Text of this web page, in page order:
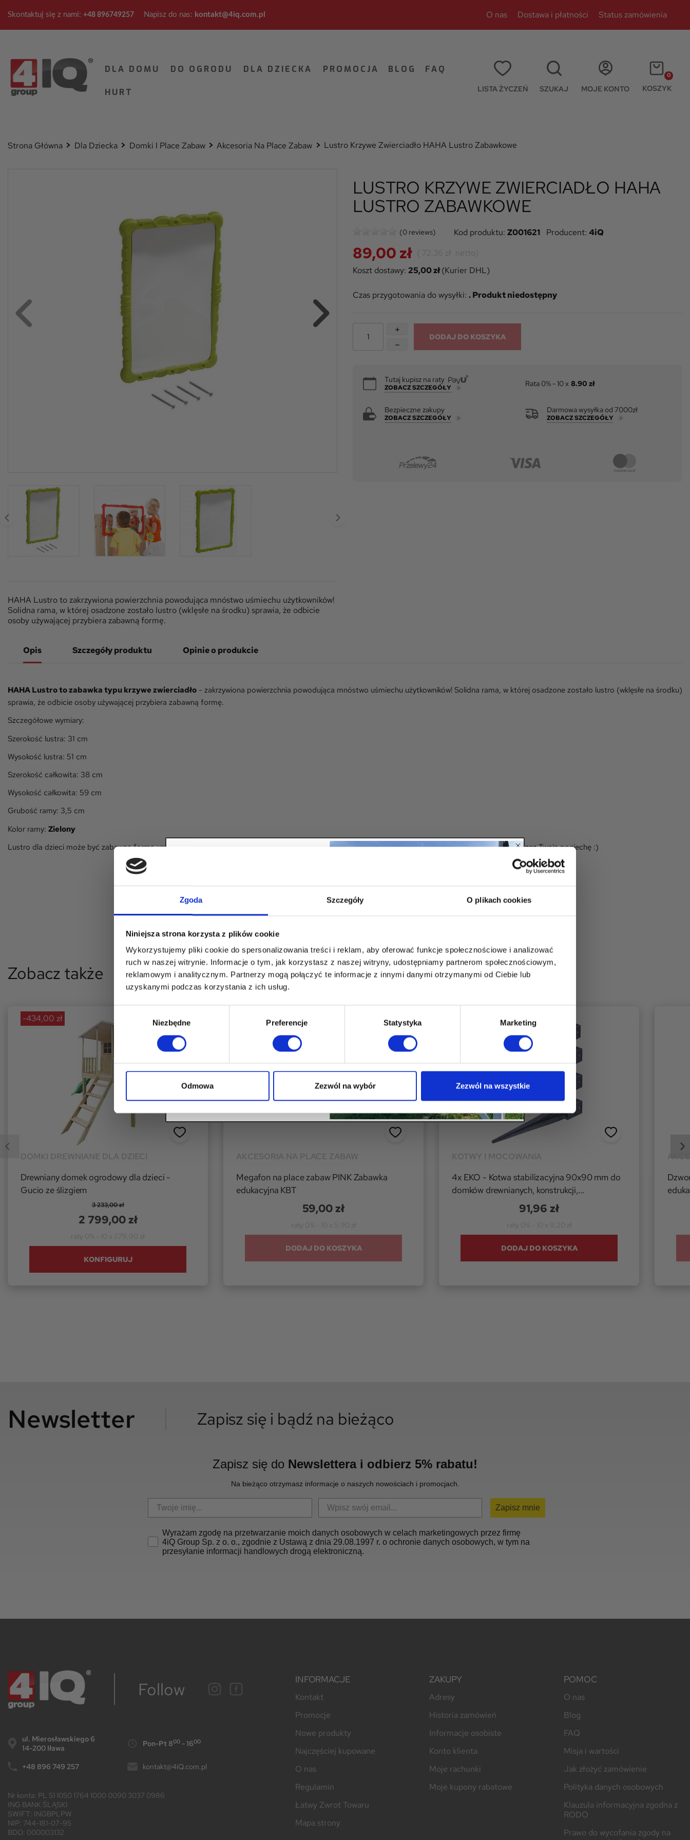
Zgoda Szczegóły O plikach cookies
Niniejsza strona korzysta z plików cookie
Wykorzystujemy pliki cookie do spersonalizowania treści i reklam, aby oferować funkcje społecznościowe i analizować
ruch w naszej witrynie. Informacje o tym, jak korzystasz z naszej witryny, udostępniamy partnerom społecznościowym,
reklamowym i analitycznym. Partnerzy mogą połączyć te informacje z innymi danymi otrzymanymi od Ciebie lub
uzyskanymi podczas korzystania z ich usług.
zgody
Niezbędne Preferencje Statystyka Marketing
Odmowa Zezwól na wybór Zezwól na wszystkie
Skontaktuj się z nami: +48 896749257 Napisz do nas: kontakt@4iq.com.pl O nas Dostawa i płatności Status zamówienia
0
KOSZYK
DLA DOMU DO OGRODU DLA DZIECKA PROMOCJA BLOG FAQ
HURT LISTA ŻYCZEŃ SZUKAJ MOJE KONTO
Strona Główna Dla Dziecka Domki I Place Zabaw Akcesoria Na Place Zabaw Lustro Krzywe Zwierciadło HAHA Lustro Zabawkowe
HAHA Lustro to zakrzywiona powierzchnia powodująca mnóstwo uśmiechu użytkowników!
Solidna rama, w której osadzone zostało lustro (wklęsłe na środku) sprawia, że odbicie
osoby używającej przybiera zabawną formę.
LUSTRO KRZYWE ZWIERCIADŁO HAHA
LUSTRO ZABAWKOWE
(0 reviews) Kod produktu: Z001621 Producent: 4iQ
89,00 zł ( 72.36 zł
netto)
Koszt dostawy: 25,00 zł(Kurier DHL)
Czas przygotowania do wysyłki: . Produkt niedostępny
DODAJ DO KOSZYKA
Tutaj kupisz na raty
ZOBACZ SZCZEGÓŁY Rata 0% - 10 x 8.90 zł
Bezpieczne zakupy
ZOBACZ SZCZEGÓŁY
Darmowa wysyłka od 7000zł
ZOBACZ SZCZEGÓŁY
Opis Szczegóły produktu Opinie o produkcie
HAHA Lustro to zabawka typu krzywe zwierciadło - zakrzywiona powierzchnia powodująca mnóstwo uśmiechu użytkowników! Solidna rama, w której osadzone zostało lustro (wklęsłe na środku)
sprawia, że odbicie osoby używającej przybiera zabawną formę.
Szczegółowe wymiary:
Szerokość lustra: 31 cm
Wysokość lustra: 51 cm
Szerokość całkowita: 38 cm
Wysokość całkowita: 59 cm
Grubość ramy: 3,5 cm
Kolor ramy: Zielony
Lustro dla dzieci może być zabawną formą urozmaicenia czasu Twoich pociech. Świetnie sprawdzi się na różnego rodzaju imprezach organizowanych przez Twoją pociechę :)
Zobacz także
DOMKI DREWNIANE DLA DZIECI
Drewniany domek ogrodowy dla dzieci -
Gucio ze ślizgiem
3 233,00 zł
2 799,00 zł
-434,00 zł
raty 0% - 10 x 279,90 zł
KONFIGURUJ
AKCESORIA NA PLACE ZABAW
Megafon na place zabaw PINK Zabawka
edukacyjna KBT
59,00 zł
raty 0% - 10 x 5,90 zł
DODAJ DO KOSZYKA
KOTWY I MOCOWANIA
4x EKO - Kotwa stabilizacyjna 90x90 mm do
domków drewnianych, konstrukcji,...
91,96 zł
raty 0% - 10 x 9,20 zł
DODAJ DO KOSZYKA
Newsletter Zapisz się i bądź na bieżąco
Zapisz się do Newslettera i odbierz 5% rabatu!
Na bieżąco otrzymasz informacje o naszych nowościach i promocjach.
Zapisz mnie
Wyrażam zgodę na przetwarzanie moich danych osobowych w celach marketingowych przez firmę
4iQ Group Sp. z o. o., zgodnie z Ustawą z dnia 29.08.1997 r. o ochronie danych osobowych, w tym na
przesyłanie informacji handlowych drogą elektroniczną.
Follow
ul. Mierosławskiego 6
14-200 Iława
Pon-Pt 800 - 1600
+48 896 749 257 kontakt@4iQ.com.pl
Nr konta: PL 51 1050 1764 1000 0090 3037 0986
ING BANK ŚLĄSKI
SWIFT: INGBPLPW
NIP: 744-181-07-95
BDO: 000003132
INFORMACJE
Kontakt
Promocje
Nowe produkty
Najczęściej kupowane
O nas
Regulamin
Łatwy Zwrot Towaru
Mapa strony
ZAKUPY
Adresy
Historia zamówień
Informacje osobiste
Konto klienta
Moje rachunki
Moje kupony rabatowe
POMOC
O nas
Blog
FAQ
Misja i wartości
Jak złożyć zamówienie
Polityka danych osobowych
Klauzula informacyjna zgodna z
RODO
Prawo do wycofania zgody na
Zapisz się na newsletter
i odbierz
RABAT -5%
na pierwsze zakupy!
danych osobowych w celach marketingowych
przez firmę 4iQ Group Sp. z o. o., zgodnie z
danych osobowych, w tym na przesyłanie
informacji handlowych drogą elektroniczną.
ODBIERAM RABAT